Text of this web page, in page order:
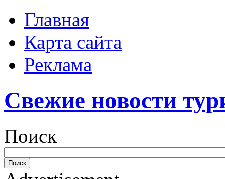
Главная
Карта сайта
Реклама
Свежие новости
Поиск